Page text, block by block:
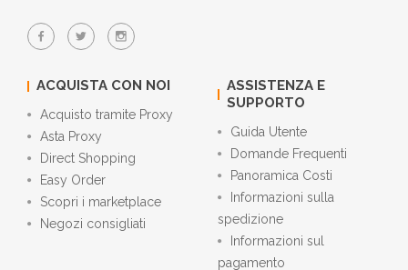
ACQUISTA CON NOI
Acquisto tramite Proxy
Asta Proxy
Direct Shopping
Easy Order
Scopri i marketplace
Negozi consigliati
ASSISTENZA E
SUPPORTO
Guida Utente
Domande Frequenti
Panoramica Costi
Informazioni sulla
spedizione
Informazioni sul
pagamento